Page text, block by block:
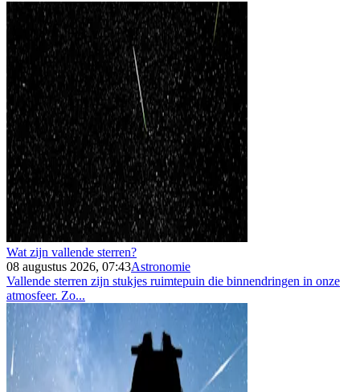
Wat zijn vallende sterren?
08 augustus 2026, 07:43Astronomie
Vallende sterren zijn stukjes ruimtepuin die binnendringen in onze
atmosfeer. Zo...